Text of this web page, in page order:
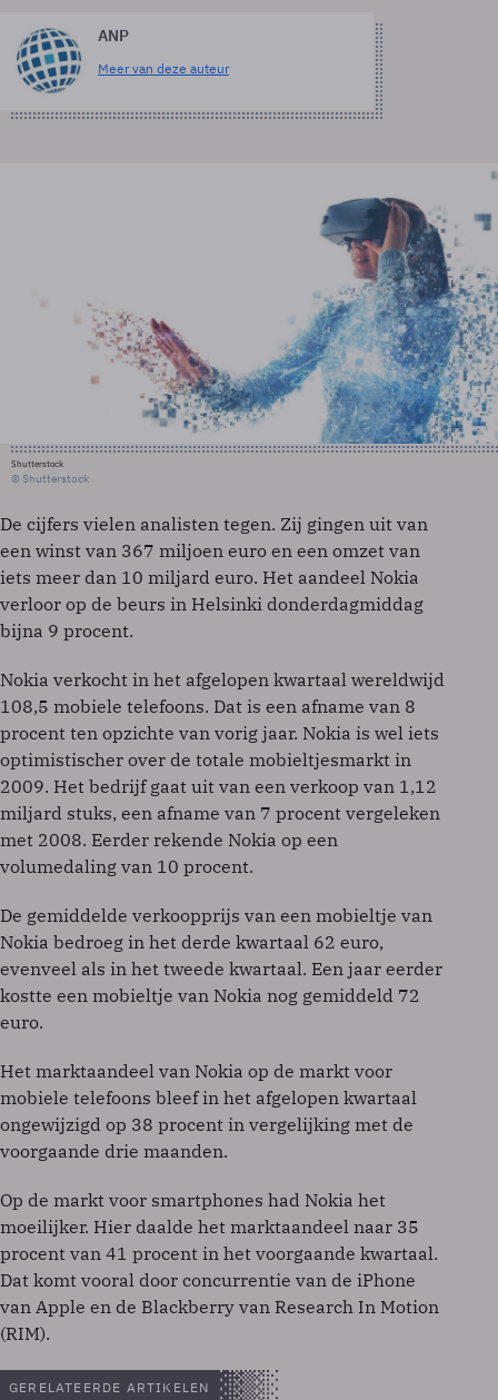
ANP
Meer van deze auteur
Shutterstock
© Shutterstock
De cijfers vielen analisten tegen. Zij gingen uit van
een winst van 367 miljoen euro en een omzet van
iets meer dan 10 miljard euro. Het aandeel Nokia
verloor op de beurs in Helsinki donderdagmiddag
bijna 9 procent.
Nokia verkocht in het afgelopen kwartaal wereldwijd
108,5 mobiele telefoons. Dat is een afname van 8
procent ten opzichte van vorig jaar. Nokia is wel iets
optimistischer over de totale mobieltjesmarkt in
2009. Het bedrijf gaat uit van een verkoop van 1,12
miljard stuks, een afname van 7 procent vergeleken
met 2008. Eerder rekende Nokia op een
volumedaling van 10 procent.
De gemiddelde verkoopprijs van een mobieltje van
Nokia bedroeg in het derde kwartaal 62 euro,
evenveel als in het tweede kwartaal. Een jaar eerder
kostte een mobieltje van Nokia nog gemiddeld 72
euro.
Het marktaandeel van Nokia op de markt voor
mobiele telefoons bleef in het afgelopen kwartaal
ongewijzigd op 38 procent in vergelijking met de
voorgaande drie maanden.
Op de markt voor smartphones had Nokia het
moeilijker. Hier daalde het marktaandeel naar 35
procent van 41 procent in het voorgaande kwartaal.
Dat komt vooral door concurrentie van de iPhone
van Apple en de Blackberry van Research In Motion
(RIM).
GERELATEERDE ARTIKELEN